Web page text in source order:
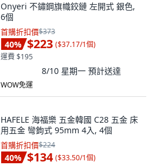
Onyeri 不鏽鋼旗幟鉸鏈 左開式 銀色,
6個
首購折扣價$373
40% $223 ($37.17/1個)
運費 $195
8/10 星期一 預計送達
WOW免運
HAFELE 海福樂 五金韓國 C28 五金 床
用五金 彎鉤式 95mm 4入, 4個
首購折扣價$224
40% $134 ($33.50/1個)